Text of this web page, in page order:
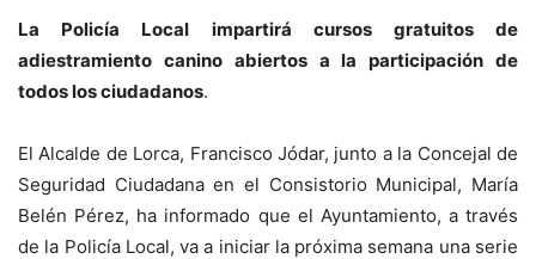
La Policía Local impartirá cursos gratuitos de
adiestramiento canino abiertos a la participación de
todos los ciudadanos.
El Alcalde de Lorca, Francisco Jódar, junto a la Concejal de
Seguridad Ciudadana en el Consistorio Municipal, María
Belén Pérez, ha informado que el Ayuntamiento, a través
de la Policía Local, va a iniciar la próxima semana una serie